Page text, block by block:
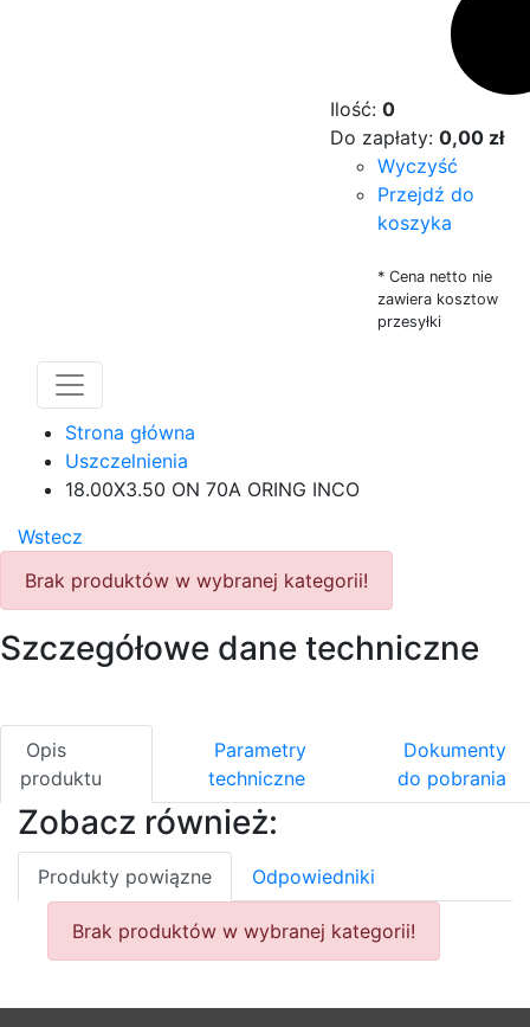
Ilość: 0
Do zapłaty: 0,00 zł
Wyczyść
Przejdź do
koszyka
* Cena netto nie
zawiera kosztow
przesyłki
Strona główna
Uszczelnienia
18.00X3.50 ON 70A ORING INCO
Wstecz
Brak produktów w wybranej kategorii!
Szczegółowe dane techniczne
Opis
produktu
Parametry
techniczne
Dokumenty
do pobrania
Zobacz również:
Produkty powiązne Odpowiedniki
Brak produktów w wybranej kategorii!